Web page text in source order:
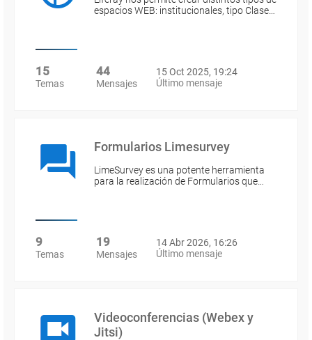
espacios WEB: institucionales, tipo Clase…
15
Temas
44
Mensajes
15 Oct 2025, 19:24
Último mensaje
Formularios Limesurvey
LimeSurvey es una potente herramienta
para la realización de Formularios que…
9
Temas
19
Mensajes
14 Abr 2026, 16:26
Último mensaje
Videoconferencias (Webex y
Jitsi)